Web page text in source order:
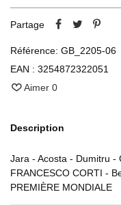
Partage
Référence: GB_2205-06
EAN : 3254872322051
Aimer 0
Description
Jara - Acosta - Dumitru -
FRANCESCO CORTI -
PREMIÈRE MONDIALE